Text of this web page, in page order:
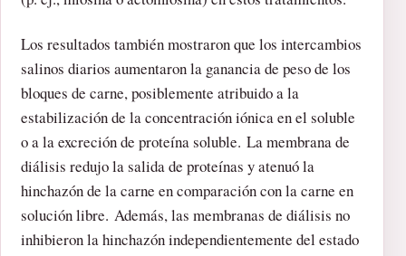
Los resultados también mostraron que los intercambios
salinos diarios aumentaron la ganancia de peso de los
bloques de carne, posiblemente atribuido a la
estabilización de la concentración iónica en el soluble
o a la excreción de proteína soluble. La membrana de
diálisis redujo la salida de proteínas y atenuó la
hinchazón de la carne en comparación con la carne en
solución libre. Además, las membranas de diálisis no
inhibieron la hinchazón independientemente del estado